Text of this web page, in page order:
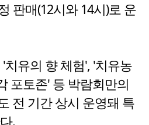
판매(12시와 14시)로 운
치유의 향 체험', '치유농
포토존' 등 박람회만의
전 기간 상시 운영돼 특
.